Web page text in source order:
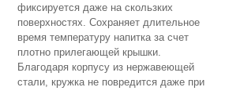
фиксируется даже на скользких
поверхностях. Сохраняет длительное
время температуру напитка за счет
плотно прилегающей крышки.
Благодаря корпусу из нержавеющей
стали, кружка не повредится даже при